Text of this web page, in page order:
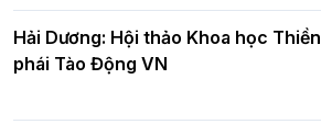
Hải Dương: Hội thảo Khoa học Thiền
phái Tào Động VN